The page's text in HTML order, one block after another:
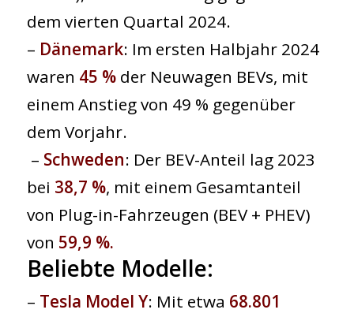
dem vierten Quartal 2024.
– Dänemark: Im ersten Halbjahr 2024
waren 45 %der Neuwagen BEVs, mit
einem Anstieg von 49 % gegenüber
dem Vorjahr.
– Schweden: Der BEV-Anteil lag 2023
bei 38,7 %, mit einem Gesamtanteil
von Plug-in-Fahrzeugen (BEV + PHEV)
von 59,9 %.
Beliebte Modelle:
– Tesla Model Y: Mit etwa 68.801